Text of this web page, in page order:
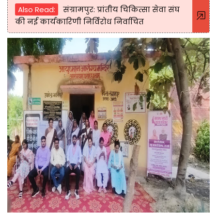
Also Read:
संग्रामपुर: प्रांतीय चिकित्सा सेवा संघ
की नई कार्यकारिणी निर्विरोध निर्वाचित